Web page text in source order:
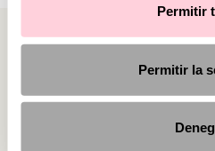
Permitir
Permitir la